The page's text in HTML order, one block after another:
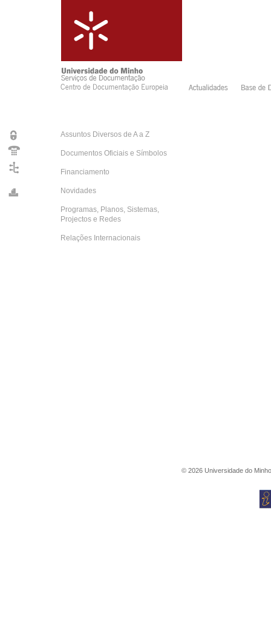
Assuntos Diversos de A a Z
Documentos Oficiais e Símbolos
Financiamento
Novidades
Programas, Planos, Sistemas,
Projectos e Redes
Relações Internacionais
© 2026 Universidade do Minho